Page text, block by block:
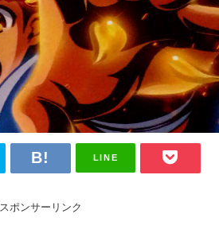
LINE
スポンサーリンク